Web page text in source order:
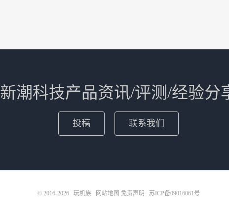
新潮科技产品资讯/评测/经验分
投稿 联系我们
© 2016-2026 玩机族 网站地图 免责声明 苏ICP备09016061号